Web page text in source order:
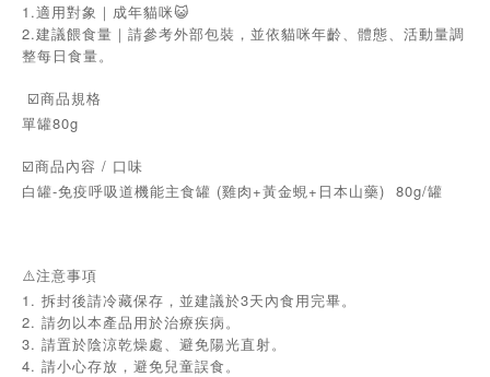
1.適用對象｜成年貓咪😺
2.建議餵食量｜請參考外部包裝，並依貓咪年齡、體態、活動量調
整每日食量。
☑️商品規格
單罐80g
☑️商品內容 / 口味
白罐-免疫呼吸道機能主食罐 (雞肉+黃金蜆+日本山藥) 80g/罐
⚠️注意事項
1. 拆封後請冷藏保存，並建議於3天內食用完畢。
2. 請勿以本產品用於治療疾病。
3. 請置於陰涼乾燥處、避免陽光直射。
4. 請小心存放，避免兒童誤食。